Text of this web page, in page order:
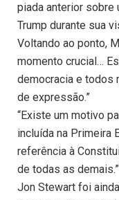
piada anterior sobre
Trump durante sua
Voltando ao ponto,
momento crucial…
democracia e todos
de expressão.”
“Existe um motivo
incluída na Primeira
referência à
de todas as demais.”
Jon Stewart foi